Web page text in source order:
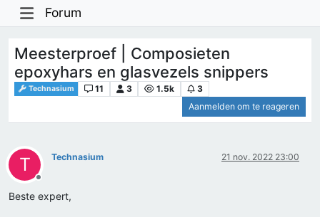
Forum
Meesterproef | Composieten
epoxyhars en glasvezels snippers
Technasium 11 3 1.5k
3
Aanmelden om te reageren
T
Offline
Technasium 21 nov. 2022 23:00
Beste expert,